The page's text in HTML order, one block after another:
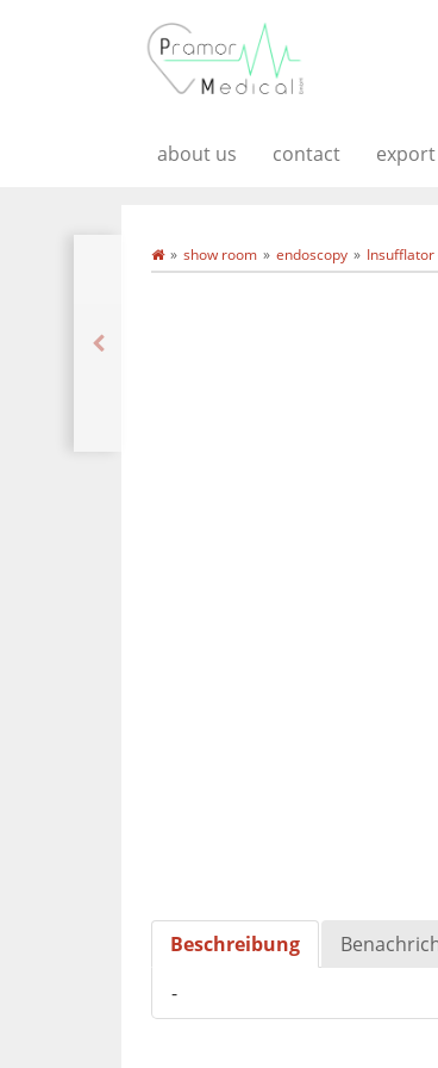
about us contact
show room endoscopy Insufflator
Beschreibung
-